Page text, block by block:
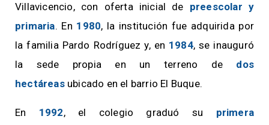
Villavicencio, con oferta inicial de preescolar y
primaria. En 1980, la institución fue adquirida por
la familia Pardo Rodríguez y, en 1984, se inauguró
la sede propia en un terreno de dos
hectáreasubicado en el barrio El Buque.
En 1992, el colegio graduó su primera